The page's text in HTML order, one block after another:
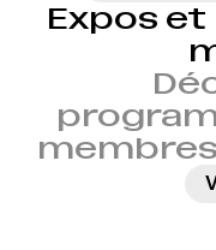
Expos et